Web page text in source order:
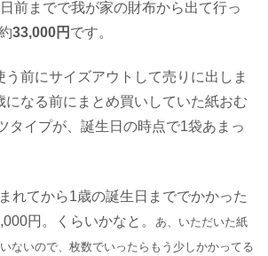
前までで我が家の財布から出て行っ
33,000円 です。
う前にサイズアウトして売りに出しま
になる前にまとめ買いしていた紙おむ
タイプが、誕生日の時点で1袋あまっ
れてから1歳の誕生日まででかかった
円。くらいかなと。
あ、いただいた紙
ないので、枚数でいったらもう少しかかってる